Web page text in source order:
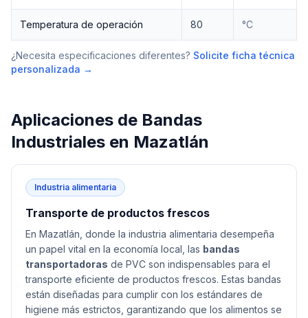
Temperatura de operación 80 °C
¿Necesita especificaciones diferentes? Solicite ficha técnica
personalizada →
Aplicaciones de Bandas
Industriales en Mazatlán
Industria alimentaria
Transporte de productos frescos
En Mazatlán, donde la industria alimentaria desempeña
un papel vital en la economía local, las bandas
transportadoras de PVC son indispensables para el
transporte eficiente de productos frescos. Estas bandas
están diseñadas para cumplir con los estándares de
higiene más estrictos, garantizando que los alimentos se